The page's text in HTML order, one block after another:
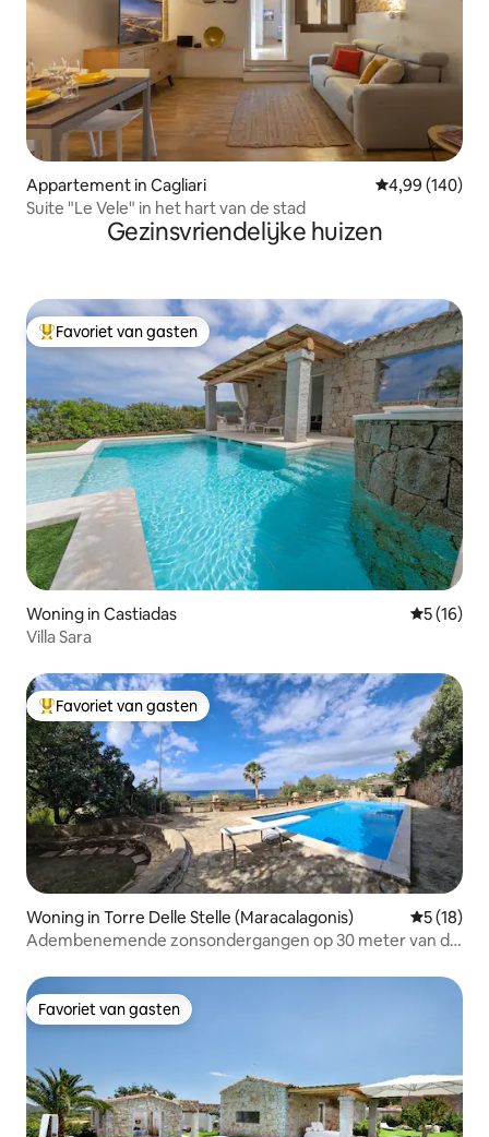
Appartement in Cagliari Gemiddelde
4,99 (140)
Suite "Le Vele" in het hart van de stad
Gezinsvriendelijke huizen
Topfavoriet van gasten
Favoriet van gasten
Woning in Castiadas
5 (16)
Villa Sara
Topfavoriet van gasten
Favoriet van gasten
Woning in Torre Delle Stelle (Maracalagonis)
5 (18)
Adembenemende zonsondergangen op 30 meter van de
Favoriet van gasten
Favoriet van gasten